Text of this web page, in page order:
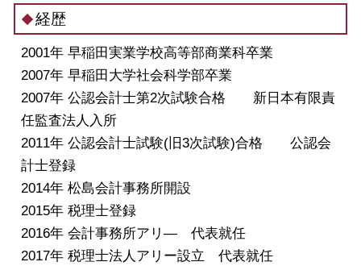
経歴
2001年 早稲田実業学校高等部商業科卒業
2007年 早稲田大学社会科学部卒業
2007年 公認会計士第2次試験合格 新日本有限責
任監査法人入所
2011年 公認会計士試験(旧3次試験)合格 公認会
計士登録
2014年 松島会計事務所開設
2015年 税理士登録
2016年 会計事務所アリ― 代表就任
2017年 税理士法人アリー設立 代表就任